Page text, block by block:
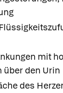
mit
über den Urin
des